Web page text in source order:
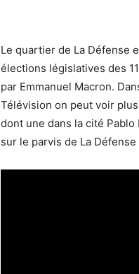
Le quartier de La Défense
élections législatives des
par Emmanuel Macron.
Télévision on peut voir
dont une dans la cité
sur le parvis de La